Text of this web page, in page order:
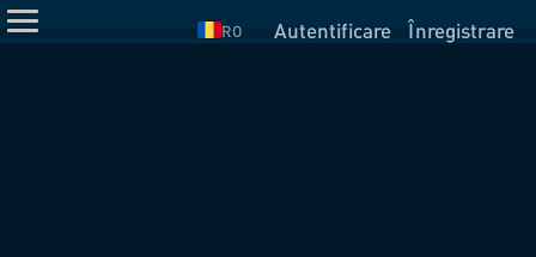
RO Autentificare Înregistrare